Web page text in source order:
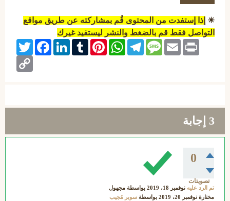
☀ إذا إستفدت من المحتوى قُم بمشاركته عن طريق مواقع
التواصل فقط قم بالضغط والنشر ليستفيد غيرك
Twitter
FacebookLinkedInTumblrPinterest
WhatsAppTelegramMessageEmail Print
Copy
Link
3 إجابة
0
تصويتات
تم الرد عليه نوفمبر 18، 2019 بواسطة مجهول
مختارة نوفمبر 20، 2019 بواسطة سوبر مُجيب